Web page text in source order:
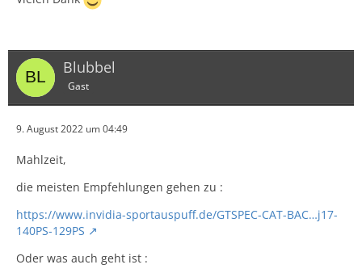
Blubbel
Gast
9. August 2022 um 04:49
Mahlzeit,
die meisten Empfehlungen gehen zu :
https://www.invidia-sportauspuff.de/GTSPEC-CAT-BAC…j17-
140PS-129PS
Oder was auch geht ist :